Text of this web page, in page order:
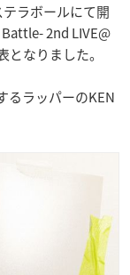
ラボールにて開
2nd LIVE@
なりました。
るラッパーのKEN